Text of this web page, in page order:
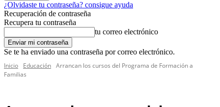
¿Olvidaste tu contraseña? consigue ayuda
Recuperación de contraseña
Recupera tu contraseña
tu correo electrónico
Se te ha enviado una contraseña por correo electrónico.
Inicio
Educación Arrancan los cursos del Programa de Formación a
Familias